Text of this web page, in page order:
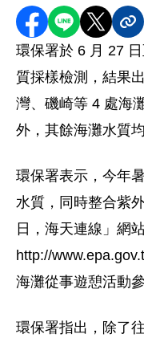
分享至 Facebook
分享到 LINE
分享到
分
環保署於 6 月 27
質採樣檢測，結果
灣、磯崎等 4 處海
外，其餘海灘水質
環保署表示，今年
水質，同時整合紫
日，海天連線」網
http://
海灘從事遊憩活動參
環保署指出，除了